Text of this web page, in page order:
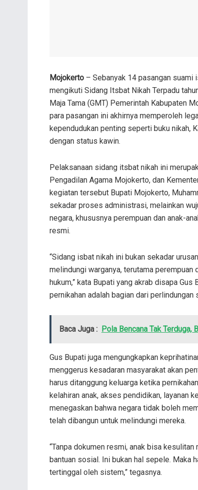
Mojokerto – Sebanyak 14 pasangan
mengikuti Sidang Itsbat Nikah Terpadu
Maja Tama (GMT) Pemerintah Kabupaten
para pasangan ini akhirnya memperoleh
kependudukan penting seperti buku nikah,
dengan status kawin.
Pelaksanaan sidang itsbat nikah ini
Pengadilan Agama Mojokerto, dan
kegiatan tersebut Bupati Mojokerto,
sekadar proses administrasi, melainkan
negara, khususnya perempuan dan anak-
resmi.
“Sidang isbat nikah ini bukan sekadar
melindungi warganya, terutama
hukum,” kata Bupati yang akrab disapa Gus
pernikahan adalah bagian dari
Baca Juga : Pola Bencana Tak
Gus Bupati juga mengungkapkan
menggerus kesadaran masyarakat akan
harus ditanggung keluarga ketika
kelahiran anak, akses pendidikan, layanan
menegaskan bahwa negara tidak boleh
telah dibangun untuk melindungi mereka.
“Tanpa dokumen resmi, anak bisa
bantuan sosial. Ini bukan hal sepele. Maka
tertinggal oleh sistem,” tegasnya.